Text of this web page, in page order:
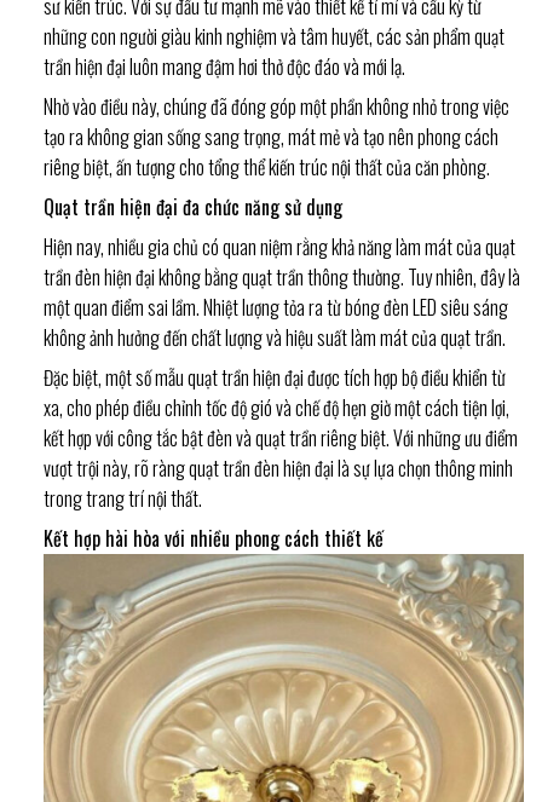
sư kiến trúc. Với sự đầu tư mạnh mẽ vào thiết kế tỉ mỉ và cầu kỳ từ
những con người giàu kinh nghiệm và tâm huyết, các sản phẩm quạt
trần hiện đại luôn mang đậm hơi thở độc đáo và mới lạ.
Nhờ vào điều này, chúng đã đóng góp một phần không nhỏ trong việc
tạo ra không gian sống sang trọng, mát mẻ và tạo nên phong cách
riêng biệt, ấn tượng cho tổng thể kiến trúc nội thất của căn phòng.
Quạt trần hiện đại đa chức năng sử dụng
Hiện nay, nhiều gia chủ có quan niệm rằng khả năng làm mát của quạt
trần đèn hiện đại không bằng quạt trần thông thường. Tuy nhiên, đây là
một quan điểm sai lầm. Nhiệt lượng tỏa ra từ bóng đèn LED siêu sáng
không ảnh hưởng đến chất lượng và hiệu suất làm mát của quạt trần.
Đặc biệt, một số mẫu quạt trần hiện đại được tích hợp bộ điều khiển từ
xa, cho phép điều chỉnh tốc độ gió và chế độ hẹn giờ một cách tiện lợi,
kết hợp với công tắc bật đèn và quạt trần riêng biệt. Với những ưu điểm
vượt trội này, rõ ràng quạt trần đèn hiện đại là sự lựa chọn thông minh
trong trang trí nội thất.
Kết hợp hài hòa với nhiều phong cách thiết kế